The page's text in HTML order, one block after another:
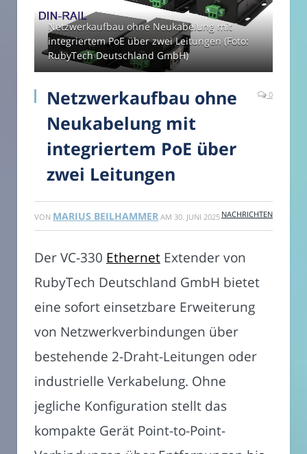
Netzwerkaufbau ohne Neukabelung mit
integriertem PoE über zwei Leitungen (Foto:
RubyTech Deutschland GmbH)
Netzwerkaufbau ohne
Neukabelung mit
integriertem PoE über
zwei Leitungen
0
VON MARIUS BEILHAMMER AM 30. JUNI 2025 NACHRICHTEN
Der VC-330 Ethernet Extender von
RubyTech Deutschland GmbH bietet
eine sofort einsetzbare Erweiterung
von Netzwerkverbindungen über
bestehende 2-Draht-Leitungen oder
industrielle Verkabelung. Ohne
jegliche Konfiguration stellt das
kompakte Gerät Point-to-Point-